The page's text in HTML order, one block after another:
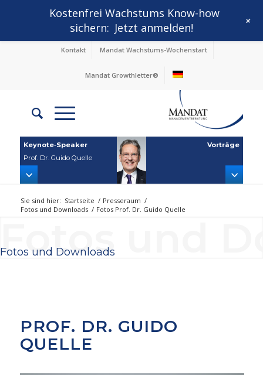
Kontakt Mandat Wachstums-Wochenstart
Mandat Growthletter®
Keynote‑Speaker
Prof. Dr. Guido Quelle
Vorträge
Sie sind hier: Startseite / Presseraum /
Fotos und Downloads / Fotos Prof. Dr. Guido Quelle
Fotos und
Fotos und Downloads
PROF. DR. GUIDO
QUELLE
Kostenfrei Wachstums Know-how
sichern: Jetzt anmelden! +